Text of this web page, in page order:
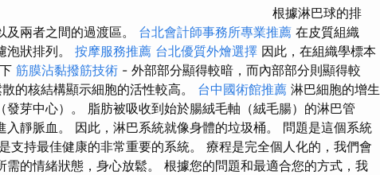
根據淋巴球的排
兩者之間的過渡區。 台北會計師事務所專業推薦 在皮質組織
泡狀排列。 按摩服務推薦 台北優質外燴選擇 因此，在組織學標本
筋膜沾黏撥筋技術 - 外部部分顯得較暗，而內部部分則顯得較
的核結構顯示細胞的活性較高。 台中國術館推薦 淋巴細胞的增生
芽中心）。 脂肪被吸收到始於腸絨毛軸（絨毛腸）的淋巴管
靜脈血。 因此，淋巴系統就像身體的垃圾桶。 問題是這個系統
支持最佳健康的非常重要的系統。 療程是完全個人化的，我們會
的情緒狀態，身心放鬆。 根據您的問題和最適合您的方式，我